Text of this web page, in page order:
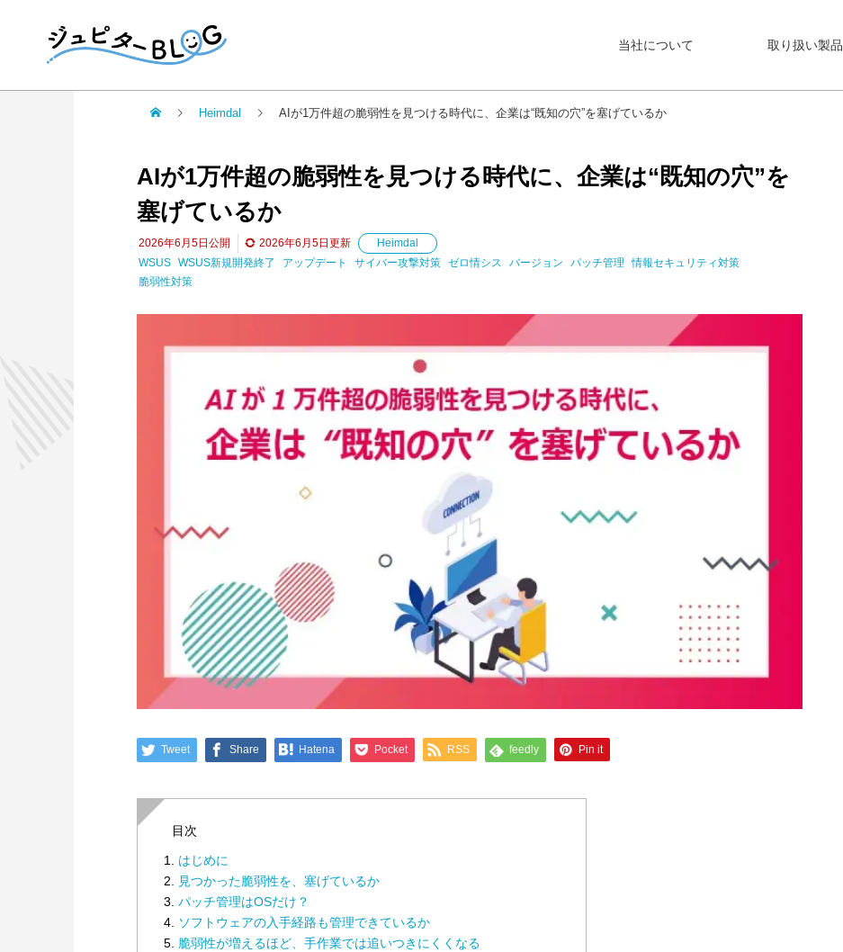
当社について 取り扱い製品
Heimdal AIが1万件超の脆弱性を見つける時代に、企業は“既知の穴”を塞げているか
AIが1万件超の脆弱性を見つける時代に、企業は“既知の穴”を
塞げているか
2026年6月5日 公開 2026年6月5日 更新
Heimdal
WSUS WSUS新規開発終了 アップデート サイバー攻撃対策 ゼロ情シス バージョン パッチ管理
情報セキュリティ対策
脆弱性対策
Tweet Share Hatena Pocket RSS feedly Pin it
目次
はじめに
見つかった脆弱性を、塞げているか
パッチ管理はOSだけ？
ソフトウェアの入手経路も管理できているか
脆弱性が増えるほど、手作業では追いつきにくくなる